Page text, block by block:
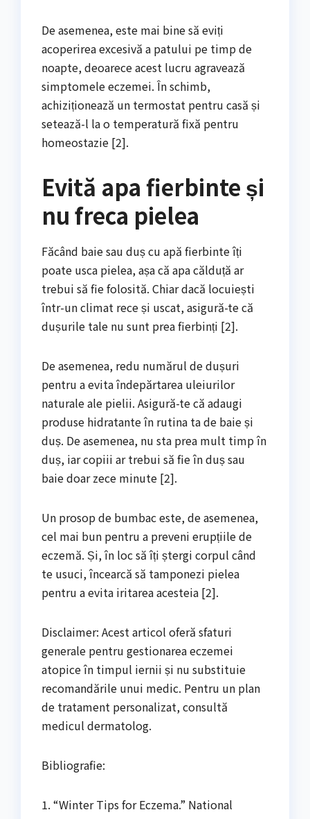
De asemenea, este mai bine să eviți
acoperirea excesivă a patului pe timp de
noapte, deoarece acest lucru agravează
simptomele eczemei. În schimb,
achiziționează un termostat pentru casă și
setează-l la o temperatură fixă pentru
homeostazie [2].
Evită apa fierbinte și
nu freca pielea
Făcând baie sau duș cu apă fierbinte îți
poate usca pielea, așa că apa călduță ar
trebui să fie folosită. Chiar dacă locuiești
într-un climat rece și uscat, asigură-te că
dușurile tale nu sunt prea fierbinți [2].
De asemenea, redu numărul de dușuri
pentru a evita îndepărtarea uleiurilor
naturale ale pielii. Asigură-te că adaugi
produse hidratante în rutina ta de baie și
duș. De asemenea, nu sta prea mult timp în
duș, iar copiii ar trebui să fie în duș sau
baie doar zece minute [2].
Un prosop de bumbac este, de asemenea,
cel mai bun pentru a preveni erupțiile de
eczemă. Și, în loc să îți ștergi corpul când
te usuci, încearcă să tamponezi pielea
pentru a evita iritarea acesteia [2].
Disclaimer: Acest articol oferă sfaturi
generale pentru gestionarea eczemei
atopice în timpul iernii și nu substituie
recomandările unui medic. Pentru un plan
de tratament personalizat, consultă
medicul dermatolog.
Bibliografie:
1. “Winter Tips for Eczema.” National